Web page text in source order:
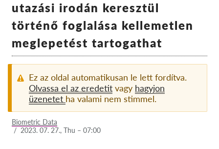
Exercise your rights!
Támogass bennnünket!
Tagság
utazási irodán keresztül
történő foglalása kellemetlen
meglepetést tartogathat
Ez az oldal automatikusan le lett fordítva.
Olvassa el az eredetit vagy hagyjon
üzenetet ha valami nem stimmel.
Biometric Data
/ 2023. 07. 27., Thu – 07:00